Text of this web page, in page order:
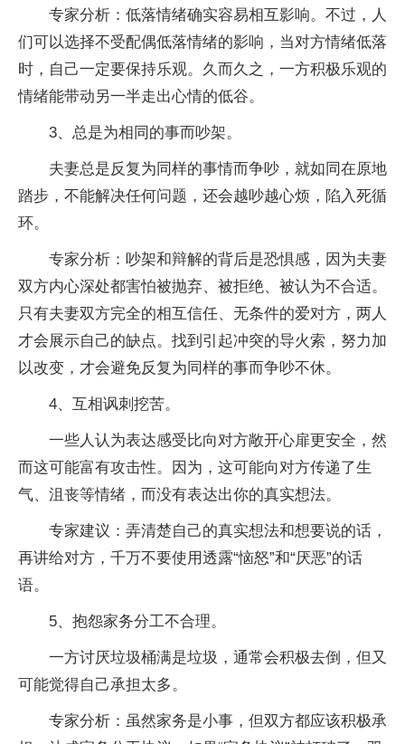
专家分析：低落情绪确实容易相互影响。不过，人
们可以选择不受配偶低落情绪的影响，当对方情绪低落
时，自己一定要保持乐观。久而久之，一方积极乐观的
情绪能带动另一半走出心情的低谷。
3、总是为相同的事而吵架。
夫妻总是反复为同样的事情而争吵，就如同在原地
踏步，不能解决任何问题，还会越吵越心烦，陷入死循
环。
专家分析：吵架和辩解的背后是恐惧感，因为夫妻
双方内心深处都害怕被抛弃、被拒绝、被认为不合适。
只有夫妻双方完全的相互信任、无条件的爱对方，两人
才会展示自己的缺点。找到引起冲突的导火索，努力加
以改变，才会避免反复为同样的事而争吵不休。
4、互相讽刺挖苦。
一些人认为表达感受比向对方敞开心扉更安全，然
而这可能富有攻击性。因为，这可能向对方传递了生
气、沮丧等情绪，而没有表达出你的真实想法。
专家建议：弄清楚自己的真实想法和想要说的话，
再讲给对方，千万不要使用透露“恼怒”和“厌恶”的话
语。
5、抱怨家务分工不合理。
一方讨厌垃圾桶满是垃圾，通常会积极去倒，但又
可能觉得自己承担太多。
专家分析：虽然家务是小事，但双方都应该积极承